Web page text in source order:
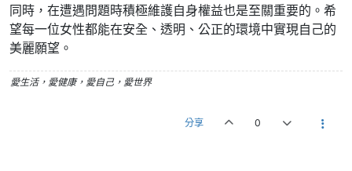
同時，在遭遇問題時積極維護自身權益也是至關重要的。希
望每一位女性都能在安全、透明、公正的環境中實現自己的
美麗願望。
愛生活，愛健康，愛自己，愛世界
分享 0